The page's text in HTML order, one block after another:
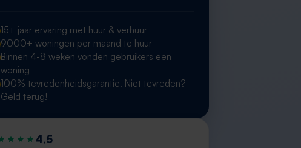
15+ jaar ervaring met huur & verhuur
9000+ woningen per maand te huur
Binnen 4-8 weken vonden gebruikers een
woning
100% tevredenheidsgarantie. Niet tevreden?
Geld terug!
4,5